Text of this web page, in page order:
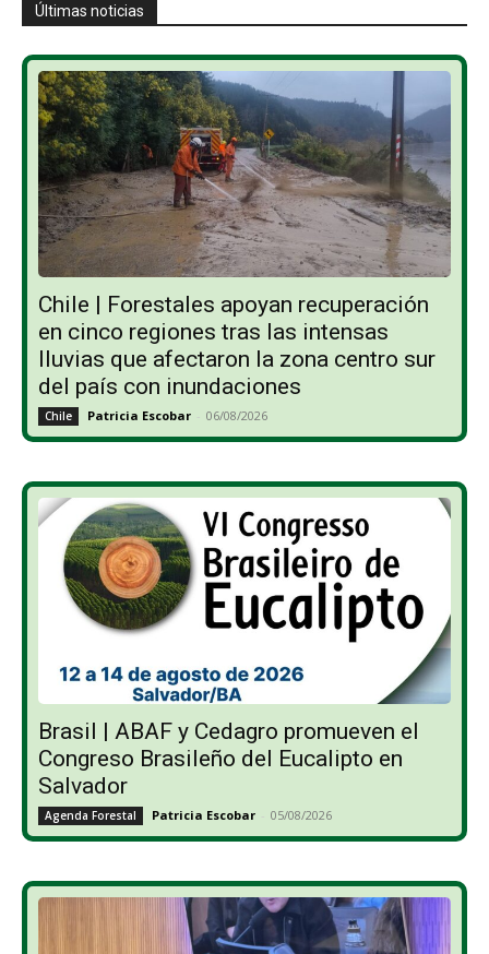
Últimas noticias
Chile | Forestales apoyan recuperación
en cinco regiones tras las intensas
lluvias que afectaron la zona centro sur
del país con inundaciones
Chile Patricia Escobar - 06/08/2026
Brasil | ABAF y Cedagro promueven el
Congreso Brasileño del Eucalipto en
Salvador
Agenda Forestal Patricia Escobar - 05/08/2026